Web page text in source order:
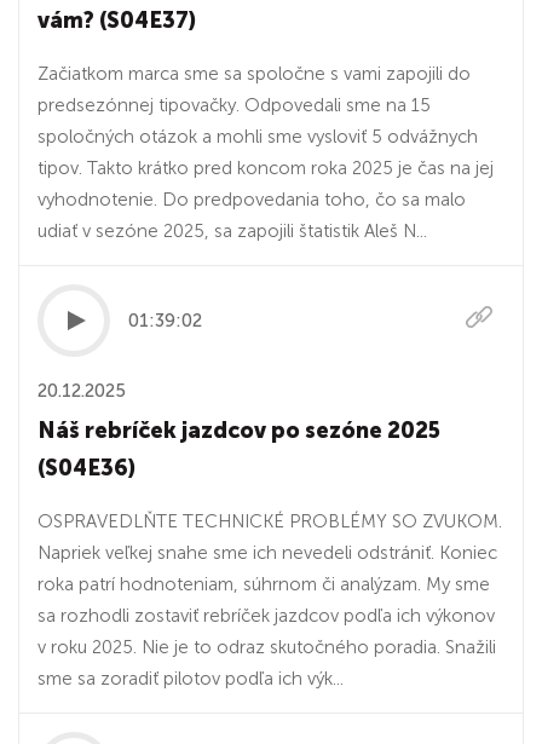
vám? (S04E37)
Začiatkom marca sme sa spoločne s vami zapojili do
predsezónnej tipovačky. Odpovedali sme na 15
spoločných otázok a mohli sme vysloviť 5 odvážnych
tipov. Takto krátko pred koncom roka 2025 je čas na jej
vyhodnotenie. Do predpovedania toho, čo sa malo
udiať v sezóne 2025, sa zapojili štatistik Aleš N...
01:39:02
20.12.2025
Náš rebríček jazdcov po sezóne 2025
(S04E36)
OSPRAVEDLŇTE TECHNICKÉ PROBLÉMY SO ZVUKOM.
Napriek veľkej snahe sme ich nevedeli odstrániť. Koniec
roka patrí hodnoteniam, súhrnom či analýzam. My sme
sa rozhodli zostaviť rebríček jazdcov podľa ich výkonov
v roku 2025. Nie je to odraz skutočného poradia. Snažili
sme sa zoradiť pilotov podľa ich výk...